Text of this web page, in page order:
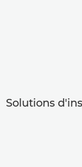
Solutions